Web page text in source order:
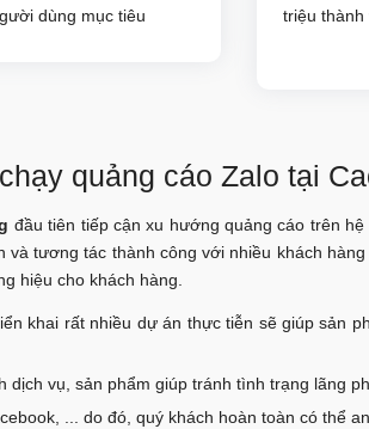
dùng mục tiêu
triệu thành
quảng cáo Zalo tại
đầu tiên tiếp cận xu hướng quảng cáo trên
tương tác thành công với nhiều khách
hiệu cho khách hàng.
khai rất nhiều dự án thực tiễn sẽ giúp sản
vụ, sản phẩm giúp tránh tình trạng lãng
... do đó, quý khách hoàn toàn có thể